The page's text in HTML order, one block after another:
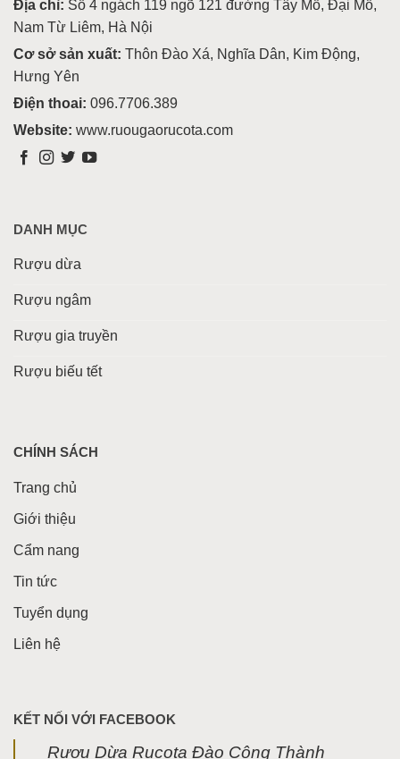
Địa chỉ: Số 4 ngách 119 ngõ 121 đường Tây Mỗ, Đại Mỗ,
Nam Từ Liêm, Hà Nội
Cơ sở sản xuất: Thôn Đào Xá, Nghĩa Dân, Kim Động,
Hưng Yên
Điện thoai: 096.7706.389
Website: www.ruougaorucota.com
DANH MỤC
Rượu dừa
Rượu ngâm
Rượu gia truyền
Rượu biếu tết
CHÍNH SÁCH
Trang chủ
Giới thiệu
Cẩm nang
Tin tức
Tuyển dụng
Liên hệ
KẾT NỐI VỚI FACEBOOK
Rượu Dừa Rucota Đào Công Thành